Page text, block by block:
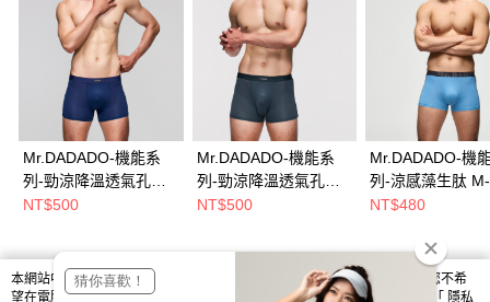
Mr.DADADO-機能系
列-勁涼降溫透氣孔洞
褲 M-LL合身平口內褲
NT$500
Mr.DADADO-機能系
列-勁涼降溫透氣孔洞
褲 M-LL合身平口內褲
NT$500
Mr.DADADO-機
列-涼感藻生肽
身平口內褲(冷沁
NT$480
熱門標籤
本網站中使用 cookie，欲查詢有關本網站使用 cookie 方式之詳情，及若您不希
望在電腦上使用 cookie 時應如何變更電腦的 cookie 設定，請參閱本網站「 隱私